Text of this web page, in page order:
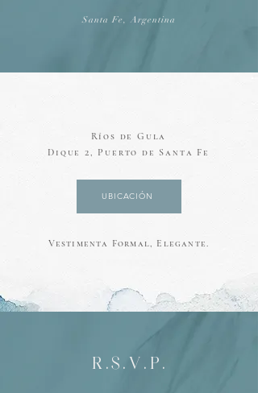
Santa Fe, Argentina
Ríos de Gula
Dique 2, Puerto de Santa Fe
UBICACIÓN
Vestimenta Formal, Elegante.
R.S.V.P.